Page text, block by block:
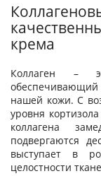
крема
Коллаген –
нашей кожи. С
уровня
коллагена
подвергаются
выступает в
целостности